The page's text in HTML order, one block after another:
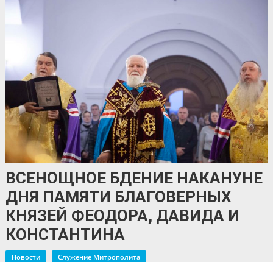
ВСЕНОЩНОЕ БДЕНИЕ НАКАНУНЕ
ДНЯ ПАМЯТИ БЛАГОВЕРНЫХ
КНЯЗЕЙ ФЕОДОРА, ДАВИДА И
КОНСТАНТИНА
Новости Служение Митрополита